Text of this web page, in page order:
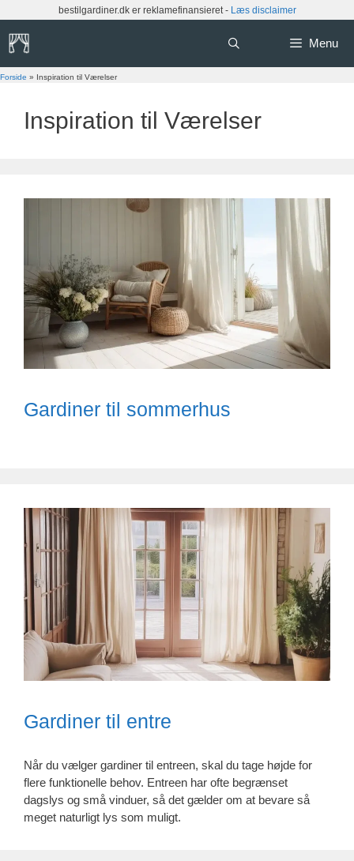
indhold
bestilgardiner.dk er reklamefinansieret - Læs disclaimer
Menu
Forside » Inspiration til Værelser
Inspiration til Værelser
Gardiner til sommerhus
Gardiner til entre
Når du vælger gardiner til entreen, skal du tage højde for
flere funktionelle behov. Entreen har ofte begrænset
dagslys og små vinduer, så det gælder om at bevare så
meget naturligt lys som muligt.